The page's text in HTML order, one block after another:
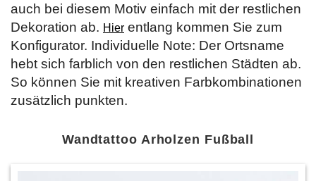
auch bei diesem Motiv einfach mit der restlichen
Dekoration ab. Hier entlang kommen Sie zum
Konfigurator. Individuelle Note: Der Ortsname
hebt sich farblich von den restlichen Städten ab.
So können Sie mit kreativen Farbkombinationen
zusätzlich punkten.
Wandtattoo Arholzen Fußball